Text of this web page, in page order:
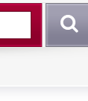
Vyhledat